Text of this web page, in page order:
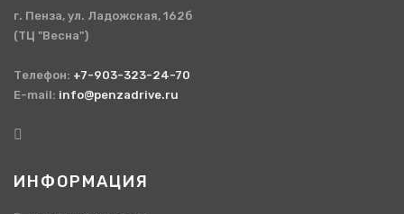
г. Пенза, ул. Ладожская, 162б
(ТЦ "Весна")
Телефон: +7-903-323-24-70
E-mail: info@penzadrive.ru
ИНФОРМАЦИЯ